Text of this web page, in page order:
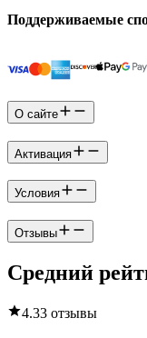
Поддерживаемые
О сайте
Активация
Условия
Отзывы
Средний
4.33 отзывы